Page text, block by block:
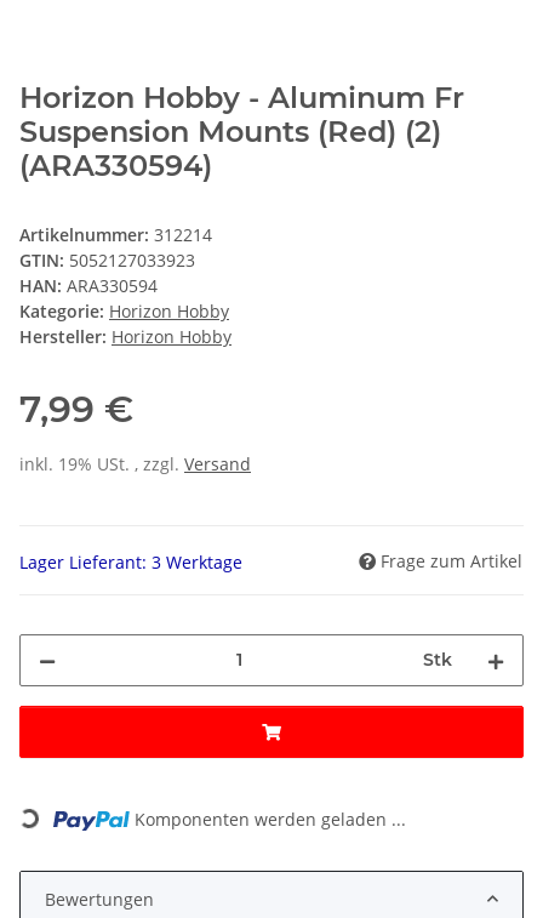
Horizon Hobby - Aluminum Fr
Suspension Mounts (Red) (2)
(ARA330594)
Artikelnummer: 312214
GTIN: 5052127033923
HAN: ARA330594
Kategorie: Horizon Hobby
Hersteller: Horizon Hobby
7,99 €
inkl. 19% USt. , zzgl. Versand
Lager Lieferant: 3 Werktage Frage zum Artikel
Stk
Loading... Komponenten werden geladen ...
Bewertungen